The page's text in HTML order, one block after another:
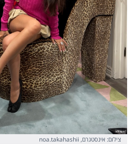
צילום: אינסטגרם, noa.takahashii